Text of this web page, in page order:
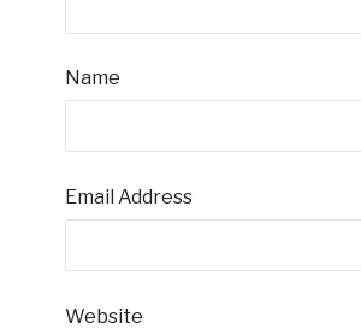
Name
Email Address
Website